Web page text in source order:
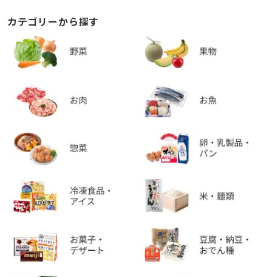
カテゴリーから探す